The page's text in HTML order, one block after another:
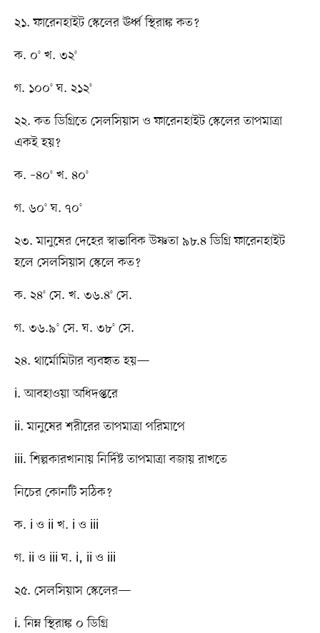
২১. ফারেনহাইট স্কেলের ঊর্ধ্ব স্থিরাঙ্ক কত?
ক. ০° খ. ৩২°
গ. ১০০° ঘ. ২১২°
২২. কত ডিগ্রিতে সেলসিয়াস ও ফারেনহাইট স্কেলের তাপমাত্রা
একই হয়?
ক. –৪০° খ. ৪০°
গ. ৬০° ঘ. ৭০°
২৩. মানুষের দেহের স্বাভাবিক উষ্ণতা ৯৮.৪ ডিগ্রি ফারেনহাইট
হলে সেলসিয়াস স্কেলে কত?
ক. ২৪° সে. খ. ৩৬.৪° সে.
গ. ৩৬.৯° সে. ঘ. ৩৮° সে.
২৪. থার্মোমিটার ব্যবহৃত হয়—
i. আবহাওয়া অধিদপ্তরে
ii. মানুষের শরীরের তাপমাত্রা পরিমাপে
iii. শিল্পকারখানায় নির্দিষ্ট তাপমাত্রা বজায় রাখতে
নিচের কোনটি সঠিক?
ক. i ও ii খ. i ও iii
গ. ii ও iii ঘ. i, ii ও iii
২৫. সেলসিয়াস স্কেলের—
i. নিম্ন স্থিরাঙ্ক ০ ডিগ্রি